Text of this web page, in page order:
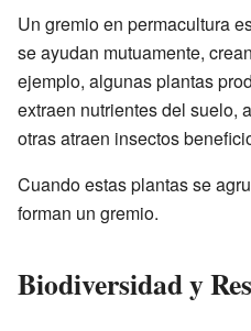
Un gremio en permacultura
se ayudan mutuamente,
ejemplo, algunas plantas
extraen nutrientes del suelo,
otras atraen insectos
Cuando estas plantas se
forman un gremio.
Biodiversidad y